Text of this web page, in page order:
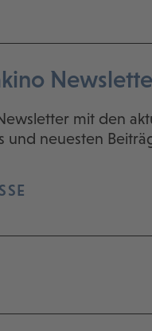
mit den
und neuesten